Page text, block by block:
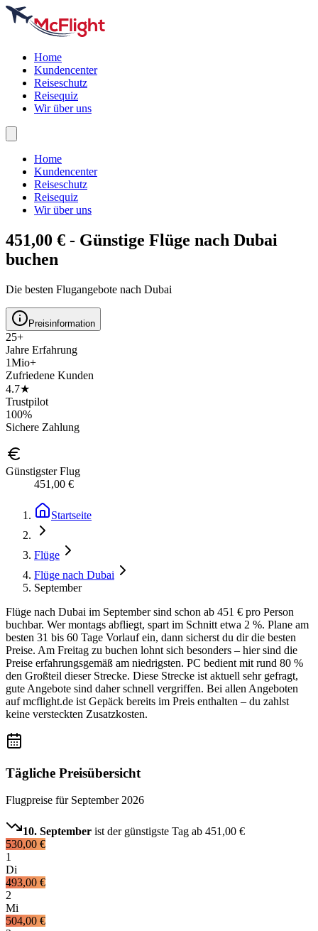
Home
Kundencenter
Reiseschutz
Reisequiz
Wir über uns
Home
Kundencenter
Reiseschutz
Reisequiz
Wir über uns
451,00 € - Günstige Flüge nach Dubai
buchen
Die besten Flugangebote nach Dubai
Preisinformation
25+
Jahre Erfahrung
1Mio+
Zufriedene Kunden
4.7★
Trustpilot
100%
Sichere Zahlung
Günstigster Flug
451,00 €
Startseite
Flüge
Flüge nach Dubai
September
Flüge nach Dubai im September sind schon ab 451 € pro Person
buchbar. Wer montags abfliegt, spart im Schnitt etwa 2 %. Plane am
besten 31 bis 60 Tage Vorlauf ein, dann sicherst du dir die besten
Preise. Am Freitag zu buchen lohnt sich besonders – hier sind die
Preise erfahrungsgemäß am niedrigsten. PC bedient mit rund 80 %
den Großteil dieser Strecke. Diese Strecke ist aktuell sehr gefragt,
gute Angebote sind daher schnell vergriffen. Bei allen Angeboten
auf mcflight.de ist Gepäck bereits im Preis enthalten – du zahlst
keine versteckten Zusatzkosten.
Tägliche Preisübersicht
Flugpreise für September 2026
10. September ist der günstigste Tag ab 451,00 €
530,00 €
1
Di
493,00 €
2
Mi
504,00 €